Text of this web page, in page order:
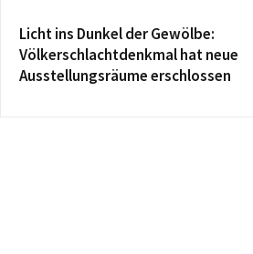
Licht ins Dunkel der Gewölbe:
Völkerschlachtdenkmal hat neue
Ausstellungsräume erschlossen